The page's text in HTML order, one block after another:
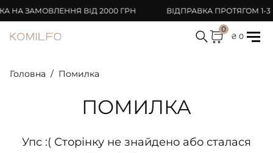
ЗАМОВЛЕННЯ ВІД 2000 ГРН ВІДПРАВКА ПРОТЯГОМ 1-3
0
₴ 0
Головна Помилка
ПОМИЛКА
Упс :( Сторінку не знайдено або сталася